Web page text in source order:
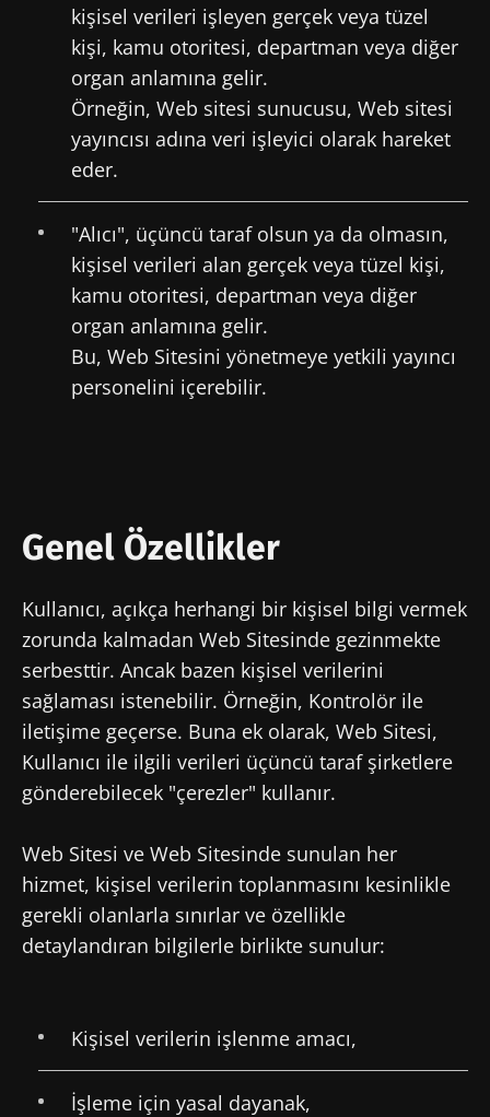
kişisel verileri işleyen gerçek veya tüzel
kişi, kamu otoritesi, departman veya diğer
organ anlamına gelir.
Örneğin, Web sitesi sunucusu, Web sitesi
yayıncısı adına veri işleyici olarak hareket
eder.
"Alıcı", üçüncü taraf olsun ya da olmasın,
kişisel verileri alan gerçek veya tüzel kişi,
kamu otoritesi, departman veya diğer
organ anlamına gelir.
Bu, Web Sitesini yönetmeye yetkili yayıncı
personelini içerebilir.
Genel Özellikler
Kullanıcı, açıkça herhangi bir kişisel bilgi vermek
zorunda kalmadan Web Sitesinde gezinmekte
serbesttir. Ancak bazen kişisel verilerini
sağlaması istenebilir. Örneğin, Kontrolör ile
iletişime geçerse. Buna ek olarak, Web Sitesi,
Kullanıcı ile ilgili verileri üçüncü taraf şirketlere
gönderebilecek "çerezler" kullanır.
Web Sitesi ve Web Sitesinde sunulan her
hizmet, kişisel verilerin toplanmasını kesinlikle
gerekli olanlarla sınırlar ve özellikle
detaylandıran bilgilerle birlikte sunulur:
Kişisel verilerin işlenme amacı,
İşleme için yasal dayanak,